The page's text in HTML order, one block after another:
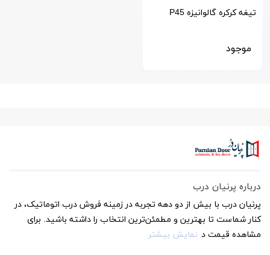
تیغه کرکره گالوانیزه P45
موجود
درباره پرنیان درب
پرنیان درب با بیش از دو دهه تجربه در زمینه فروش درب اتوماتیک، در
کنار شماست تا بهترین و مطمئن‌ترین انتخاب را داشته باشید. برای
مشاهده قیمت د نمایش بیشتر